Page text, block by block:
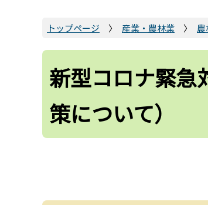
トップページ 産業・農林業
新型コロナ緊急
策について）